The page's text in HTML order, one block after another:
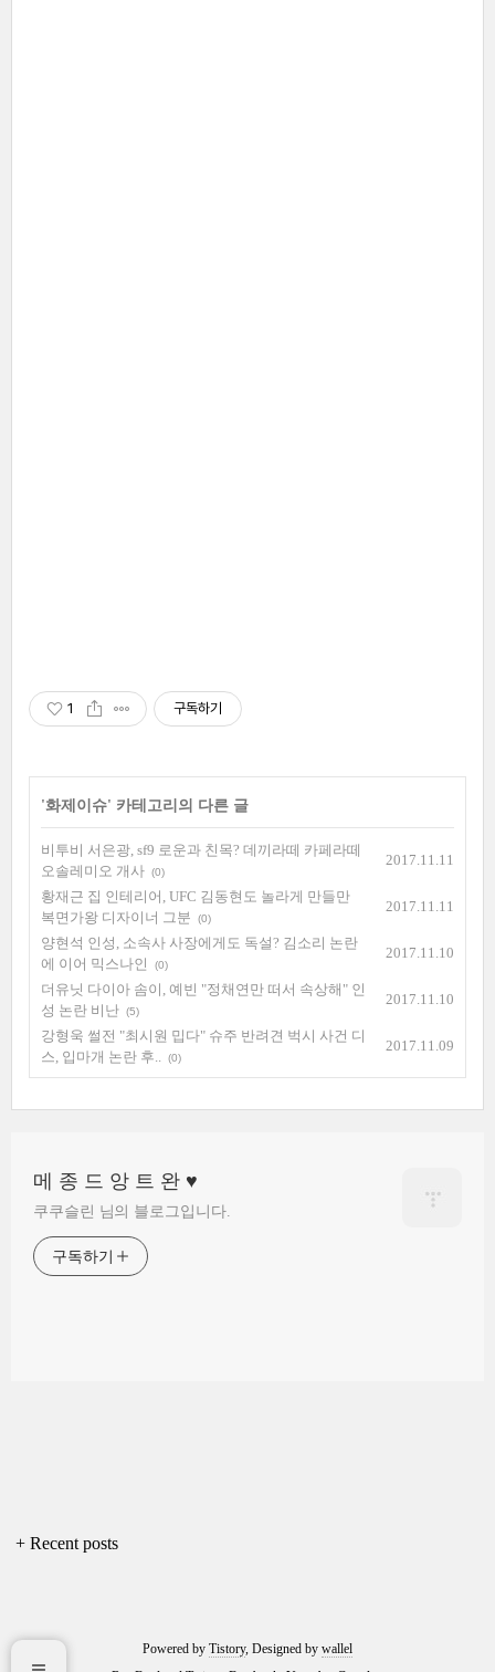
1 구독하기
'화제이슈' 카테고리의 다른 글
비투비 서은광, sf9 로운과 친목? 데끼라떼 카페라떼
오솔레미오 개사 (0)
2017.11.11
황재근 집 인테리어, UFC 김동현도 놀라게 만들만
복면가왕 디자이너 그분
(0)
2017.11.11
양현석 인성, 소속사 사장에게도 독설? 김소리 논란
에 이어 믹스나인
(0)
2017.11.10
더유닛 다이아 솜이, 예빈 "정채연만 떠서 속상해" 인
성 논란 비난 (5)
2017.11.10
강형욱 썰전 "최시원 밉다" 슈주 반려견 벅시 사건 디
스, 입마개 논란 후..
(0)
2017.11.09
메 종 드 앙 트 완 ♥
쿠쿠슬린 님의 블로그입니다.
구독하기
+ Recent posts
Powered by Tistory, Designed by wallel